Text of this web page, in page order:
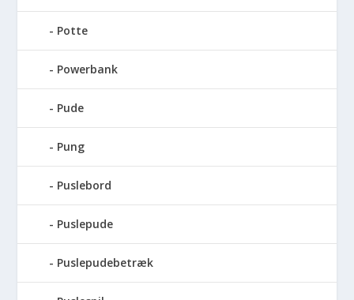
Potte
Powerbank
Pude
Pung
Puslebord
Puslepude
Puslepudebetræk